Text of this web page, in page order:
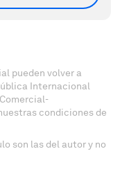
pueden volver a
Internacional
condiciones de
son las del autor y no